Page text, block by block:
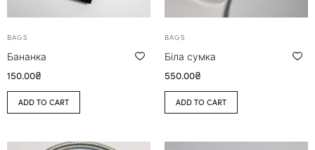
BAGS
Бананка
150.00₴
ADD TO CART
BAGS
Біла сумка
550.00₴
ADD TO CART